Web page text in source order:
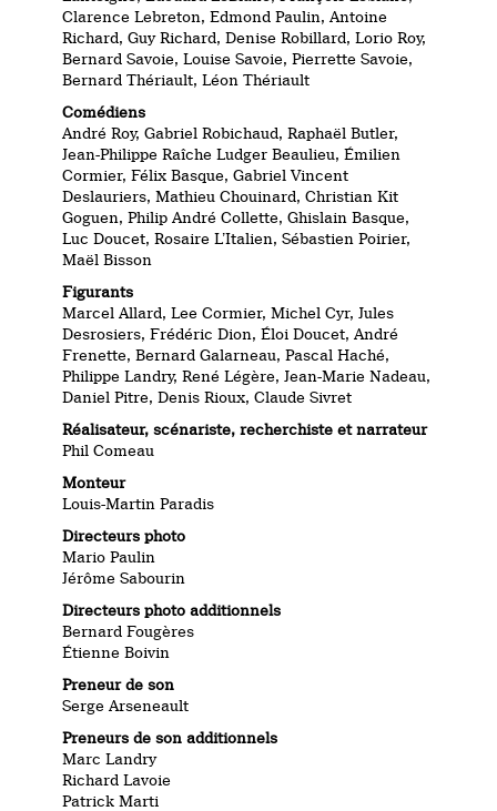
Clarence Lebreton, Edmond Paulin, Antoine
Richard, Guy Richard, Denise Robillard, Lorio Roy,
Bernard Savoie, Louise Savoie, Pierrette Savoie,
Bernard Thériault, Léon Thériault
Comédiens
André Roy, Gabriel Robichaud, Raphaël Butler,
Jean-Philippe Raîche Ludger Beaulieu, Émilien
Cormier, Félix Basque, Gabriel Vincent
Deslauriers, Mathieu Chouinard, Christian Kit
Goguen, Philip André Collette, Ghislain Basque,
Luc Doucet, Rosaire L’Italien, Sébastien Poirier,
Maël Bisson
Figurants
Marcel Allard, Lee Cormier, Michel Cyr, Jules
Desrosiers, Frédéric Dion, Éloi Doucet, André
Frenette, Bernard Galarneau, Pascal Haché,
Philippe Landry, René Légère, Jean-Marie Nadeau,
Daniel Pitre, Denis Rioux, Claude Sivret
Réalisateur, scénariste, recherchiste et narrateur
Phil Comeau
Monteur
Louis-Martin Paradis
Directeurs photo
Mario Paulin
Jérôme Sabourin
Directeurs photo additionnels
Bernard Fougères
Étienne Boivin
Preneur de son
Serge Arseneault
Preneurs de son additionnels
Marc Landry
Richard Lavoie
Patrick Marti